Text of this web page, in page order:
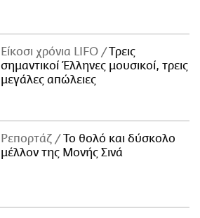
Είκοσι χρόνια LIFO
Tρεις
σημαντικοί Έλληνες μουσικοί, τρεις
μεγάλες απώλειες
Ρεπορτάζ
Το θολό και δύσκολο
μέλλον της Μονής Σινά